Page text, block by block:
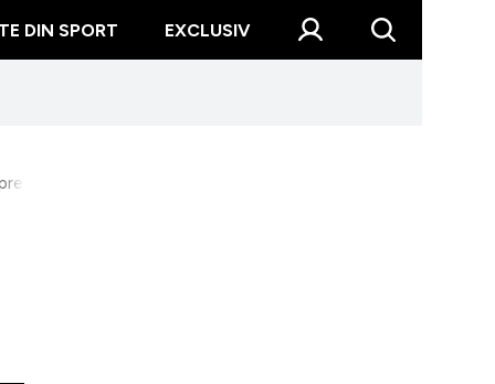
DIN SPORT EXCLUSIV
iubita lui Andrei Rotaru